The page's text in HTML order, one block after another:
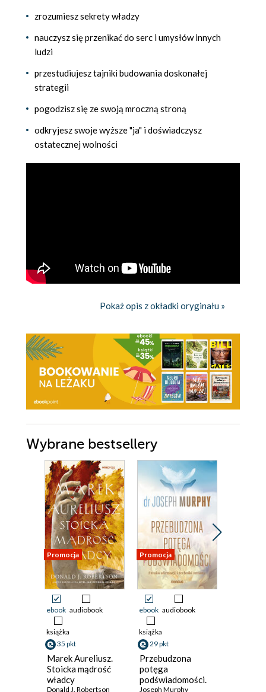
zrozumiesz sekrety władzy
nauczysz się przenikać do serc i umysłów innych
ludzi
przestudiujesz tajniki budowania doskonałej
strategii
pogodzisz się ze swoją mroczną stroną
odkryjesz swoje wyższe "ja" i doświadczysz
ostatecznej wolności
Pokaż opis z okładki oryginału »
Wybrane bestsellery
Promocja
ebook audiobook
książka
35 pkt
Marek Aureliusz.
Stoicka mądrość
władcy
Donald J. Robertson
Promocja
ebook audiobook
książka
29 pkt
Przebudzona
potęga
podświadomości.
Joseph Murphy